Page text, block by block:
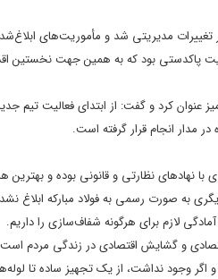
تغییرات مدیریتی شد و مأموریت‌های
بود که به همین جهت نخستین
مدار انجام قرار گرفته است.
نهادهای نظارتی و قانونی بوده و
به صورت رسمی به فولاد مبارکه ابلاغ
لازم برای هرگونه شفاف‌سازی را داریم.
و گشایش اقتصادی در زندگی مردم
وجود نداشت، از یک تجهیز ساده تا